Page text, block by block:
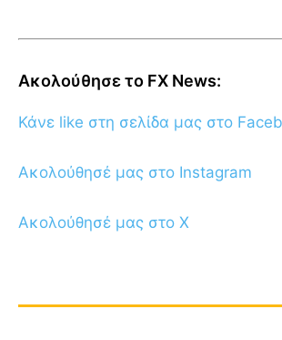
Ακολούθησε το FX News:
Κάνε like στη σελίδα μας στο
Ακολούθησέ μας στο Instagram
Ακολούθησέ μας στο X